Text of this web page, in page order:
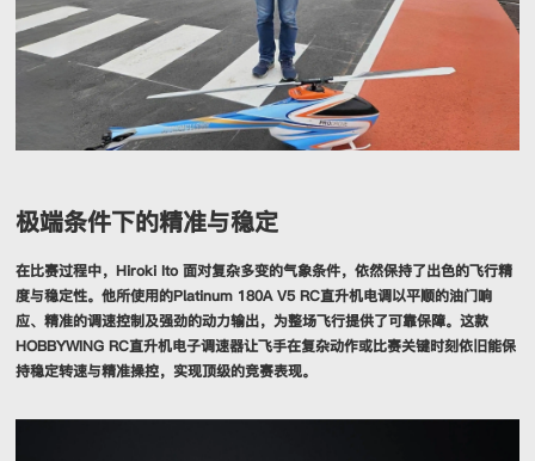
极端条件下的精准与稳定
在比赛过程中，Hiroki Ito 面对复杂多变的气象条件，依然保持了出色的飞行精
度与稳定性。他所使用的Platinum 180A V5 RC直升机电调以平顺的油门响
应、精准的调速控制及强劲的动力输出，为整场飞行提供了可靠保障。这款
HOBBYWING RC直升机电子调速器让飞手在复杂动作或比赛关键时刻依旧能保
持稳定转速与精准操控，实现顶级的竞赛表现。